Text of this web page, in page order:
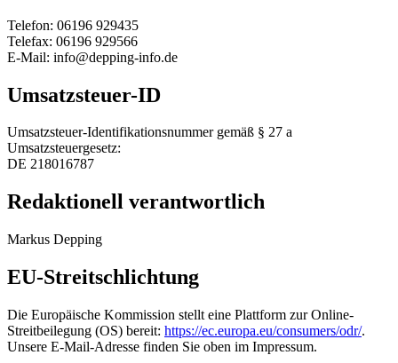
Telefon: 06196 929435
Telefax: 06196 929566
E-Mail: info@depping-info.de
Umsatzsteuer-ID
Umsatzsteuer-Identifikationsnummer gemäß § 27 a
Umsatzsteuergesetz:
DE 218016787
Redaktionell verantwortlich
Markus Depping
EU-Streitschlichtung
Die Europäische Kommission stellt eine Plattform zur Online-
Streitbeilegung (OS) bereit: https://ec.europa.eu/consumers/odr/.
Unsere E-Mail-Adresse finden Sie oben im Impressum.